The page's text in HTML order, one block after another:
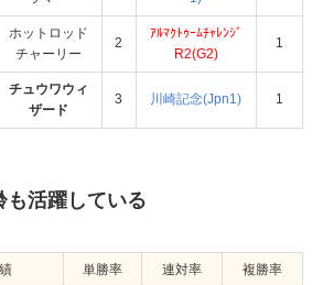
ホットロッド
チャーリー
2
ｱﾙﾏｸﾄｩｰﾑﾁｬﾚﾝｼﾞ
R2(G2)
1
チュウワウィ
ザード
3 川崎記念(Jpn1) 1
も活躍している
単勝率 連対率 複勝率